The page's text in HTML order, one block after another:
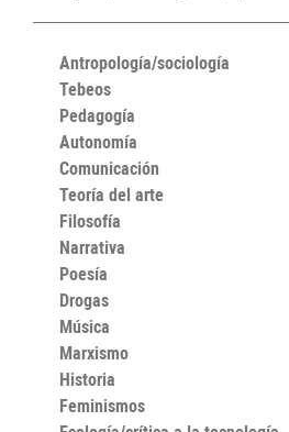
Antropología/sociología
Tebeos
Pedagogía
Autonomía
Comunicación
Teoría del arte
Filosofía
Narrativa
Poesía
Drogas
Música
Marxismo
Historia
Feminismos